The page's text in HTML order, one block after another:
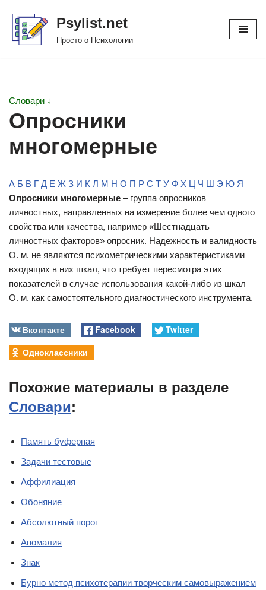
Перейти
Psylist.net
Просто о Психологии
Словари ↓
Опросники
многомерные
А Б В Г Д Е Ж З И К Л М Н О П Р С Т У Ф Х Ц Ч Ш Э Ю Я
Опросники многомерные – группа опросников
личностных, направленных на измерение более чем одного
свойства или качества, например «Шестнадцать
личностных факторов» опросник. Надежность и валидность
О. м. не являются психометрическими характеристиками
входящих в них шкал, что требует пересмотра этих
показателей в случае использования какой-либо из шкал
О. м. как самостоятельного диагностического инструмента.
Вконтакте Facebook
Twitter
Одноклассники
Похожие материалы в разделе
Словари:
Память буферная
Задачи тестовые
Аффилиация
Обоняние
Абсолютный порог
Аномалия
Знак
Бурно метод психотерапии творческим самовыражением